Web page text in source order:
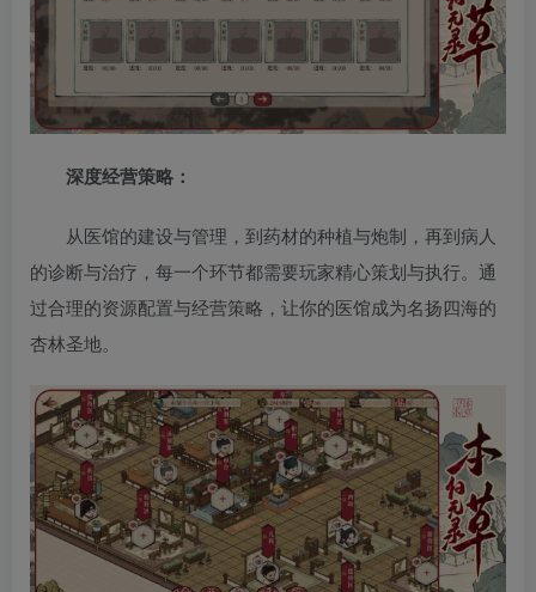
深度经营策略：
从医馆的建设与管理，到药材的种植与炮制，再到病人
的诊断与治疗，每一个环节都需要玩家精心策划与执行。通
过合理的资源配置与经营策略，让你的医馆成为名扬四海的
杏林圣地。